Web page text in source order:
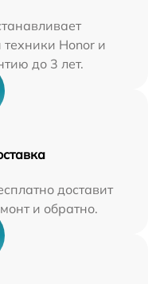
Honor и
до 3 лет.
доставит
и обратно.